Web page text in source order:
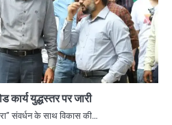
कार्य युद्धस्तर पर जारी
संवर्धन के साथ विकास की…